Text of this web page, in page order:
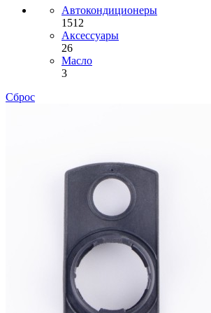
Автокондиционеры
1512
Аксессуары
26
Масло
3
Сброс